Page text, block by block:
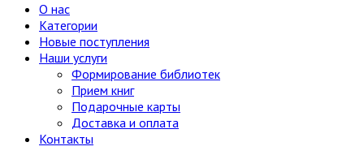
О нас
Категории
Новые поступления
Наши услуги
Формирование библиотек
Прием книг
Подарочные карты
Доставка и оплата
Контакты